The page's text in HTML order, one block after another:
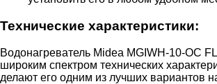
Технические характеристики:
Водонагреватель Midea MGIWH-10-OC
широким спектром технических
делают его одним из лучших вариантов